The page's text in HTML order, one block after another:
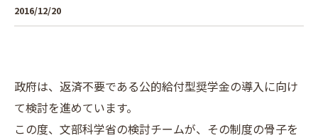
2016/12/20
政府は、返済不要である公的給付型奨学金の導入に向け
て検討を進めています。
この度、文部科学省の検討チームが、その制度の骨子を